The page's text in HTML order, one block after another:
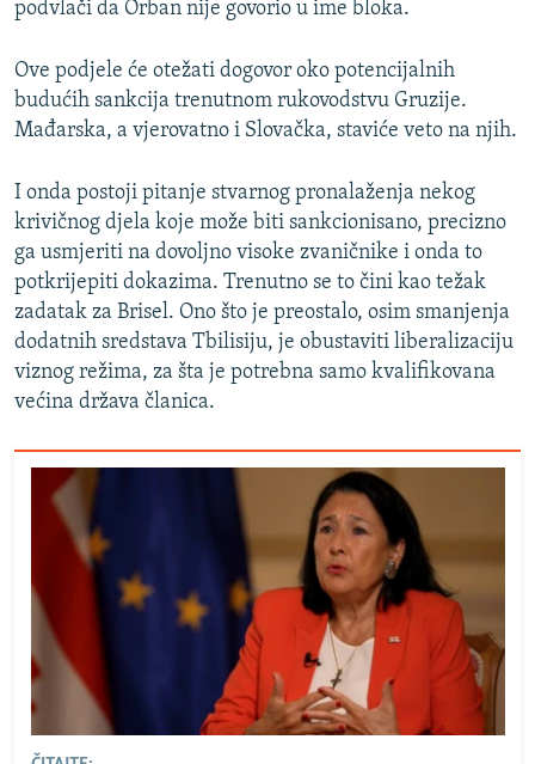
podvlači da Orban nije govorio u ime bloka.
Ove podjele će otežati dogovor oko potencijalnih
budućih sankcija trenutnom rukovodstvu Gruzije.
Mađarska, a vjerovatno i Slovačka, staviće veto na njih.
I onda postoji pitanje stvarnog pronalaženja nekog
krivičnog djela koje može biti sankcionisano, precizno
ga usmjeriti na dovoljno visoke zvaničnike i onda to
potkrijepiti dokazima. Trenutno se to čini kao težak
zadatak za Brisel. Ono što je preostalo, osim smanjenja
dodatnih sredstava Tbilisiju, je obustaviti liberalizaciju
viznog režima, za šta je potrebna samo kvalifikovana
većina država članica.